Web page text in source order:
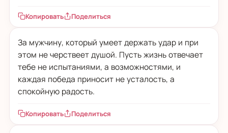
Копировать Поделиться
За мужчину, который умеет держать удар и при
этом не черствеет душой. Пусть жизнь отвечает
тебе не испытаниями, а возможностями, и
каждая победа приносит не усталость, а
спокойную радость.
Копировать Поделиться